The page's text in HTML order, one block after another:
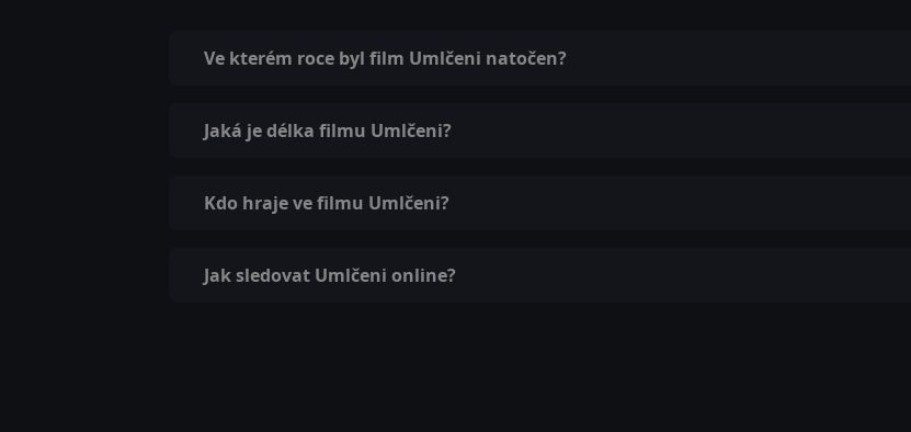
Ve kterém roce byl film Umlčeni natočen?
Jaká je délka filmu Umlčeni?
Kdo hraje ve filmu Umlčeni?
Jak sledovat Umlčeni online?